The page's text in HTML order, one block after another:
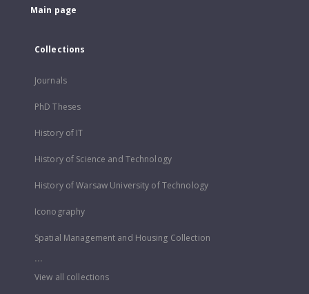
Main page
Collections
Journals
PhD Theses
History of IT
History of Science and Technology
History of Warsaw University of Technology
Iconography
Spatial Management and Housing Collection
...
View all collections